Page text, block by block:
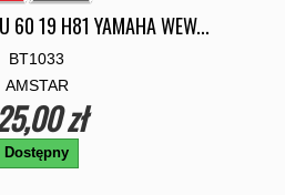
60 19 H81 YAMAHA WEW...
BT1033
AMSTAR
zł
Dostępny